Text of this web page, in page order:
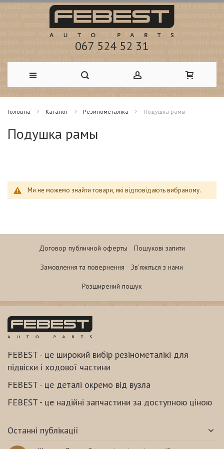
067 524 52 31
Skip
to
Content
Головна Каталог Резинометаліка Подушка рамы
Подушка рамы
Ми не можемо знайти товари, які відповідають вибраному.
Договор публичной оферты Пошукові запити
Замовлення та повернення Зв'яжіться з нами
Розширений пошук
FEBEST - це широкий вибір резінометалікі для
підвіски і ходової частини
FEBEST - це деталі окремо від вузла
FEBEST - це надійні запчастини за доступною ціною
Останні публікації